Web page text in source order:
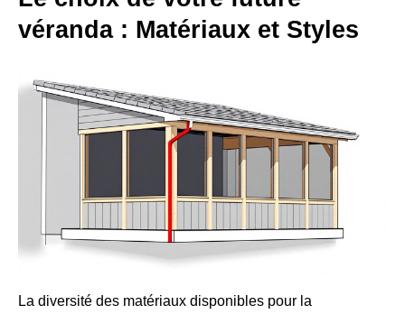
véranda : Matériaux et Styles
La diversité des matériaux disponibles pour la